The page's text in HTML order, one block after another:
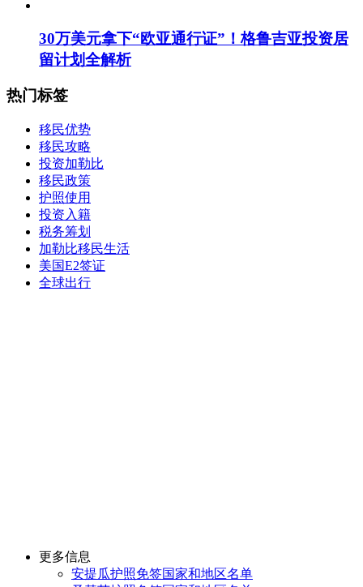
30万美元拿下“欧亚通行证”！格鲁吉亚投资居
留计划全解析
热门标签
移民优势
移民攻略
投资加勒比
移民政策
护照使用
投资入籍
税务筹划
加勒比移民生活
美国E2签证
全球出行
更多信息
安提瓜护照免签国家和地区名单